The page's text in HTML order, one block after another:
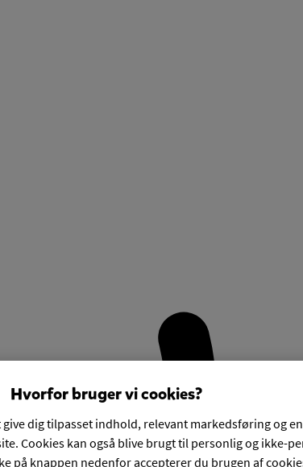
Hvorfor bruger vi cookies?
dig tilpasset indhold, relevant markedsføring og
Cookies kan også blive brugt til personlig og ikke-
på knappen nedenfor accepterer du brugen af